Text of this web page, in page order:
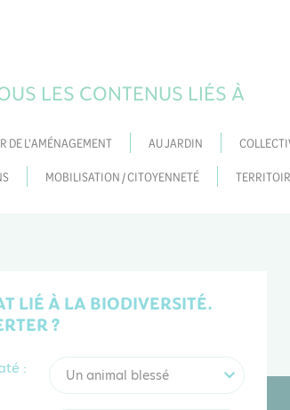
LES CONTENUS LIÉS À
DE L'AMÉNAGEMENT AU JARDIN
MOBILISATION / CITOYENNETÉ
LIÉ À LA BIODIVERSITÉ.
?
: Un animal blessé